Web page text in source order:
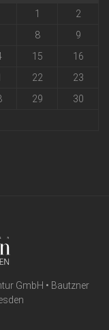
1
2
8
9
15
16
22
23
29
30
GmbH • Bautzner